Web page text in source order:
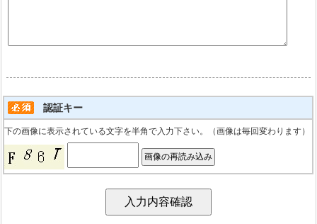
認証キー
下の画像に表示されている文字を半角で入力下さい。（画像は毎回変わります）